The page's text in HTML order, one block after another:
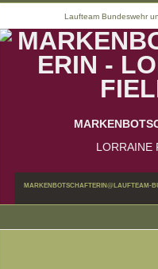
Laufteam Bundeswehr
LORRAINE
MARKENBOTSCHAFTERIN@LAUFTEAM-